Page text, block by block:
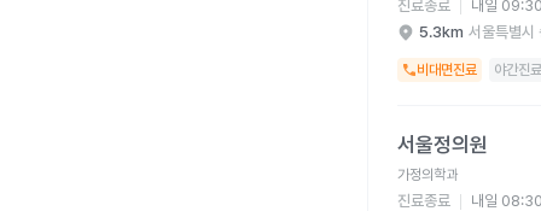
진료종료
내일
5.3km 서울특별시
비대면진료 야간진료
서울정의원
가정의학과
진료종료
내일